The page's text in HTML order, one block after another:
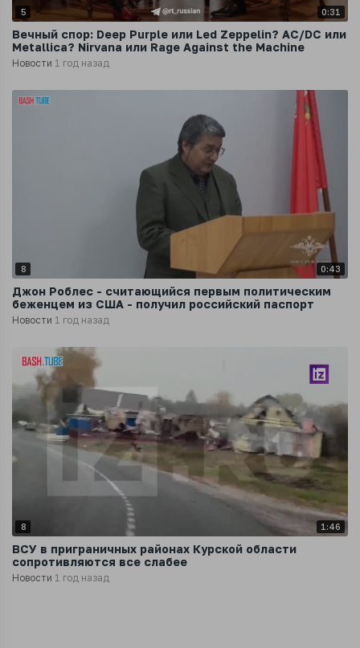
5 0:31
Вечный спор: Deep Purple или Led Zeppelin? AC/DC или
Metallica? Nirvana или Rage Against the Machine
Новости 1 год назад
8 0:43
Джон Роблес - считающийся первым политическим
беженцем из США - получил российский паспорт
Новости 1 год назад
8 1:46
ВСУ в приграничных районах Курской области
сопротивляются все слабее
Новости 1 год назад